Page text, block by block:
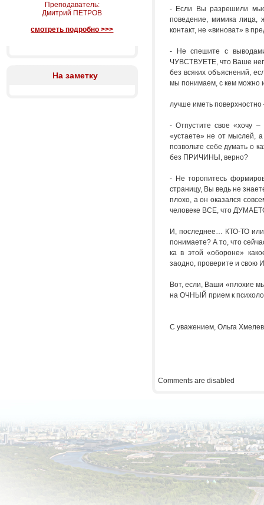
Преподаватель:
Дмитрий ПЕТРОВ
смотреть подробно >>>
На заметку
- Если Вы разрешили
поведение, мимика
контакт, не «виноват» в
- Не спешите с
ЧУВСТВУЕТЕ, что Ваше
без всяких объяснений,
мы понимаем, с кем можно
лучше иметь
- Отпустите свое «хочу
«устаете» не от мыслей,
позвольте себе думать о
без ПРИЧИНЫ, верно?
- Не торопитесь
страницу, Вы ведь не
плохо, а он оказался
человеке ВСЕ, что
И, последнее… КТО-ТО
понимаете? А то, что
ка в этой «обороне»
заодно, проверите и
Вот, если, Ваши «плохие
на ОЧНЫЙ прием к
С уважением, Ольга
Comments are disabled